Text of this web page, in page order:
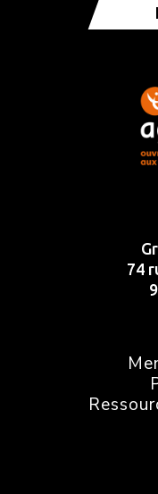
74